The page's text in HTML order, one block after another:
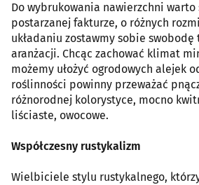
Do wybrukowania nawierzchni
postarzanej fakturze, o różnych
układaniu zostawmy sobie
aranżacji. Chcąc zachować klimat
możemy ułożyć ogrodowych alejek
roślinności powinny przeważać
różnorodnej kolorystyce, mocno
liściaste, owocowe.
Współczesny rustykalizm
Wielbiciele stylu rustykalnego,